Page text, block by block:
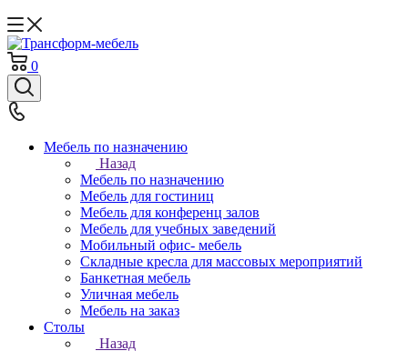
0
Мебель по назначению
Назад
Мебель по назначению
Мебель для гостиниц
Мебель для конференц залов
Мебель для учебных заведений
Мобильный офис- мебель
Складные кресла для массовых мероприятий
Банкетная мебель
Уличная мебель
Мебель на заказ
Столы
Назад